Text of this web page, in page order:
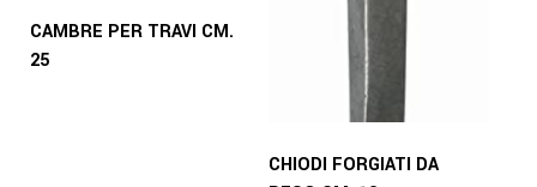
CAMBRE PER TRAVI CM.
25
CHIODI FORGIATI DA